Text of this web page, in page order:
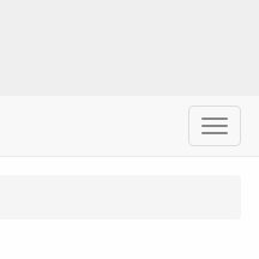
Menu